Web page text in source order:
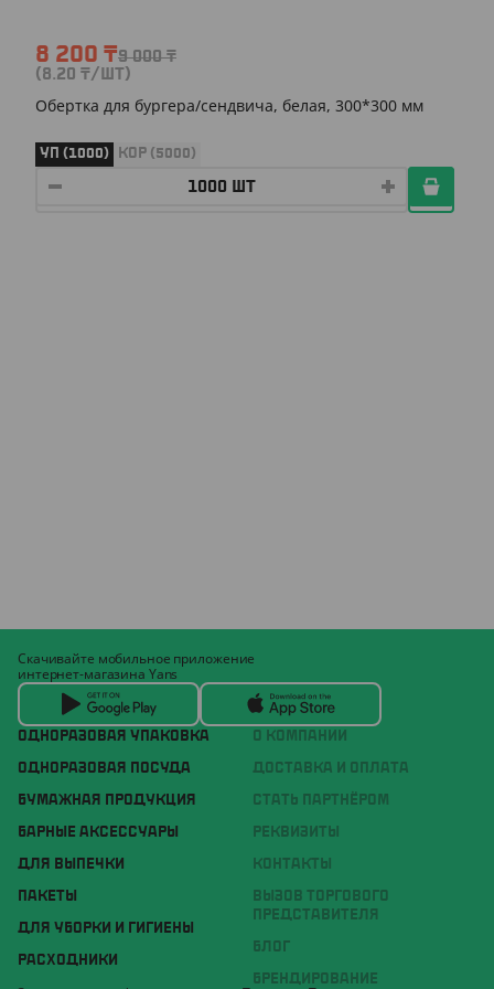
8 200 ₸9 000₸
(8.20 ₸/ШТ)
Обертка для бургера/сендвича, белая, 300*300 мм
УП (1000) КОР (5000)
ОДНОРАЗОВАЯ УПАКОВКА
ОДНОРАЗОВАЯ ПОСУДА
БУМАЖНАЯ ПРОДУКЦИЯ
БАРНЫЕ АКСЕССУАРЫ
ДЛЯ ВЫПЕЧКИ
ПАКЕТЫ
ДЛЯ УБОРКИ И ГИГИЕНЫ
РАСХОДНИКИ
О КОМПАНИИ
ДОСТАВКА И ОПЛАТА
СТАТЬ ПАРТНЁРОМ
РЕКВИЗИТЫ
КОНТАКТЫ
ВЫЗОВ ТОРГОВОГО
ПРЕДСТАВИТЕЛЯ
БЛОГ
БРЕНДИРОВАНИЕ
Скачивайте мобильное приложение
интернет-магазина Yans